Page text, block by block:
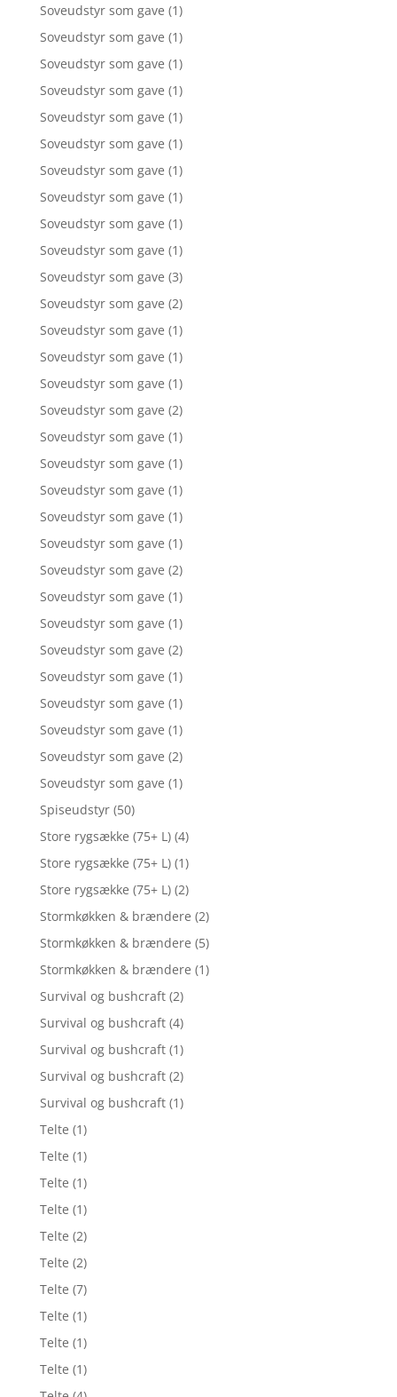
Soveudstyr som gave (1)
Soveudstyr som gave (1)
Soveudstyr som gave (1)
Soveudstyr som gave (1)
Soveudstyr som gave (1)
Soveudstyr som gave (1)
Soveudstyr som gave (1)
Soveudstyr som gave (1)
Soveudstyr som gave (1)
Soveudstyr som gave (1)
Soveudstyr som gave (3)
Soveudstyr som gave (2)
Soveudstyr som gave (1)
Soveudstyr som gave (1)
Soveudstyr som gave (1)
Soveudstyr som gave (2)
Soveudstyr som gave (1)
Soveudstyr som gave (1)
Soveudstyr som gave (1)
Soveudstyr som gave (1)
Soveudstyr som gave (1)
Soveudstyr som gave (2)
Soveudstyr som gave (1)
Soveudstyr som gave (1)
Soveudstyr som gave (2)
Soveudstyr som gave (1)
Soveudstyr som gave (1)
Soveudstyr som gave (1)
Soveudstyr som gave (2)
Soveudstyr som gave (1)
Spiseudstyr (50)
Store rygsække (75+ L) (4)
Store rygsække (75+ L) (1)
Store rygsække (75+ L) (2)
Stormkøkken & brændere (2)
Stormkøkken & brændere (5)
Stormkøkken & brændere (1)
Survival og bushcraft (2)
Survival og bushcraft (4)
Survival og bushcraft (1)
Survival og bushcraft (2)
Survival og bushcraft (1)
Telte (1)
Telte (1)
Telte (1)
Telte (1)
Telte (2)
Telte (2)
Telte (7)
Telte (1)
Telte (1)
Telte (1)